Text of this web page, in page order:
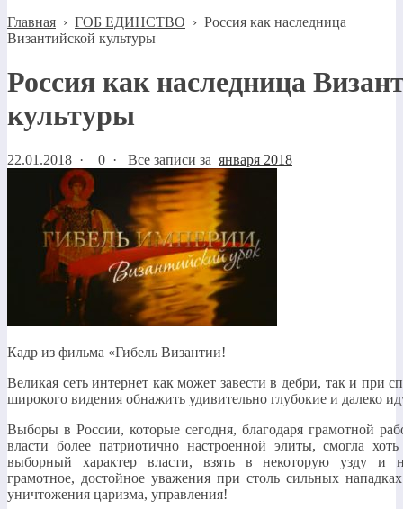
Главная › ГОБ ЕДИНСТВО › Россия как наследница
Византийской культуры
Россия как наследница
культуры
22.01.2018 · 0 · Все записи за января 2018
Кадр из фильма «Гибель Византии!
Великая сеть интернет как может завести в дебри, так и при
широкого видения обнажить удивительно глубокие и далеко
Выборы в России, которые сегодня, благодаря грамотной
власти более патриотично настроенной элиты, смогла
выборный характер власти, взять в некоторую узду и
грамотное, достойное уважения при столь сильных
уничтожения царизма, управления!